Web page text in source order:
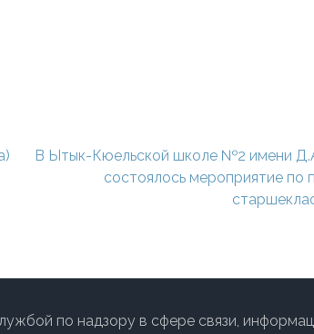
В Ытык-Кюельской школе №2 имени
состоялось мероприятие по
по надзору в сфере связи,